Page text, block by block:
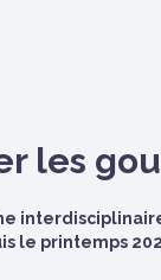
les
le printemps